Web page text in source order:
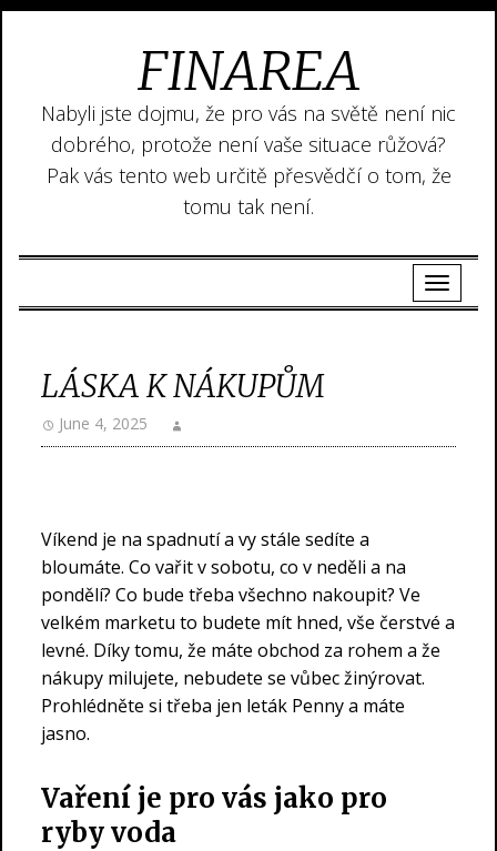
FINAREA
Nabyli jste dojmu, že pro vás na světě není nic
dobrého, protože není vaše situace růžová?
Pak vás tento web určitě přesvědčí o tom, že
tomu tak není.
LÁSKA K NÁKUPŮM
June 4, 2025
Víkend je na spadnutí a vy stále sedíte a
bloumáte. Co vařit v sobotu, co v neděli a na
pondělí? Co bude třeba všechno nakoupit? Ve
velkém marketu to budete mít hned, vše čerstvé a
levné. Díky tomu, že máte obchod za rohem a že
nákupy milujete, nebudete se vůbec žinýrovat.
Prohlédněte si třeba jen leták Pennya máte
jasno.
Vaření je pro vás jako pro
ryby voda